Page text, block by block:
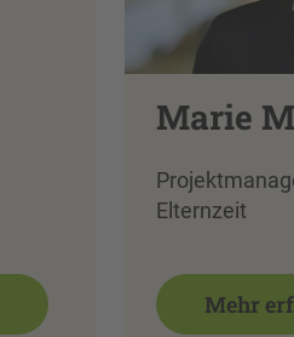
Marie
Elternzeit
Mehr